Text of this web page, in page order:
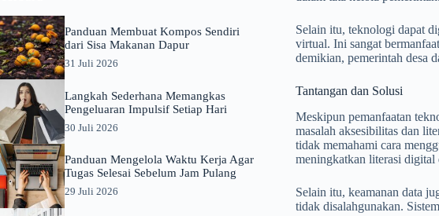
Selain itu, teknologi dapat
virtual. Ini sangat
demikian, pemerintah desa
Tantangan dan Solusi
Meskipun pemanfaatan
masalah aksesibilitas dan
tidak memahami cara
meningkatkan literasi digital
Selain itu, keamanan data
tidak disalahgunakan.
Panduan Membuat Kompos Sendiri
dari Sisa Makanan Dapur
31 Juli 2026
Langkah Sederhana Memangkas
Pengeluaran Impulsif Setiap Hari
30 Juli 2026
Panduan Mengelola Waktu Kerja Agar
Tugas Selesai Sebelum Jam Pulang
29 Juli 2026